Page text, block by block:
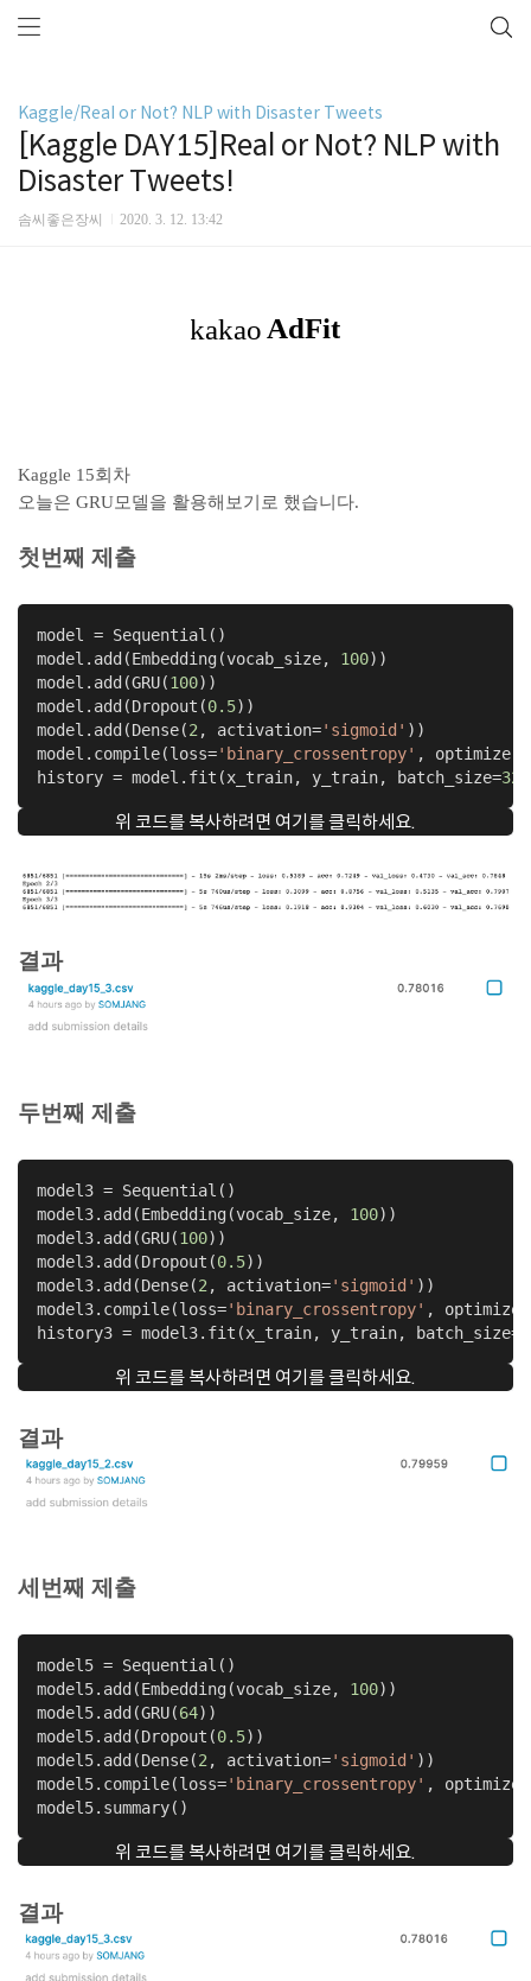
Kaggle/Real or Not? NLP with Disaster Tweets
[Kaggle DAY15]Real or Not? NLP with
Disaster Tweets!
솜씨좋은장씨 2020. 3. 12. 13:42
Kaggle 15회차
오늘은 GRU모델을 활용해보기로 했습니다.
첫번째 제출
model = Sequential()
model.add(Embedding(vocab_size, 100))
model.add(GRU(100))
model.add(Dropout(0.5))
model.add(Dense(2 , activation='sigmoid' ))
model.compile(loss='binary_crossentropy' , optimizer=
history = model.fit(x_train, y_train, batch_size=32
위 코드를 복사하려면 여기를 클릭하세요.
결과
두번째 제출
model3 = Sequential()
model3.add(Embedding(vocab_size, 100))
model3.add(GRU(100))
model3.add(Dropout(0.5))
model3.add(Dense(2 , activation='sigmoid' ))
model3.compile(loss='binary_crossentropy' ,
history3 = model3.fit(x_train, y_train, batch_size=
위 코드를 복사하려면 여기를 클릭하세요.
결과
세번째 제출
model5 = Sequential()
model5.add(Embedding(vocab_size, 100))
model5.add(GRU(64))
model5.add(Dropout(0.5))
model5.add(Dense(2 , activation='sigmoid' ))
model5.compile(loss='binary_crossentropy' ,
model5.summary()
위 코드를 복사하려면 여기를 클릭하세요.
결과